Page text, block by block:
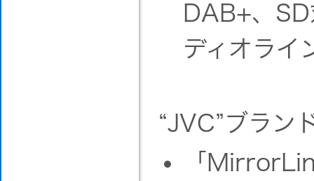
DAB+、SD
ディオライ
“JVC”ブラン
「